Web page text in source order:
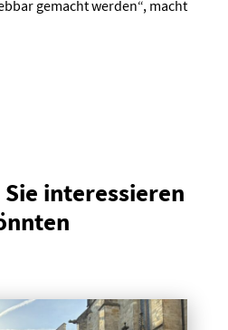
gemacht werden“, macht
interessieren